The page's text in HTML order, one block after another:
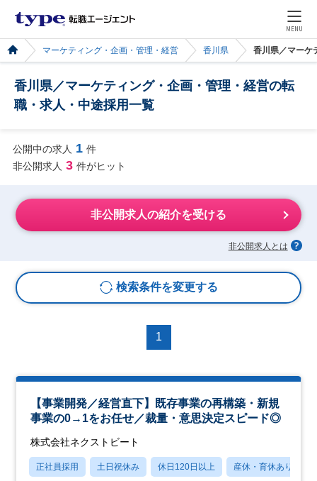
MENU
マーケティング・企画・管理・経営 香川県 香川県／マーケ
香川県／マーケティング・企画・管理・経営の転
職・求人・中途採用一覧
公開中の求人 1 件
非公開求人 3 件がヒット
非公開求人の紹介を受ける
非公開求人とは
検索条件を変更する
1
【事業開発／経営直下】既存事業の再構築・新規
事業の0→1をお任せ／裁量・意思決定スピード◎
株式会社ネクストビート
正社員採用 土日祝休み 休日120日以上 産休・育休あり